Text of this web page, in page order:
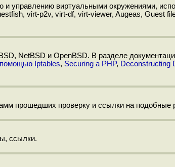
и управлению виртуальными окружениями,
virt-p2v, virt-df, virt-viewer, Augeas, Guest
NetBSD и OpenBSD. В разделе
Iptables, Securing a PHP, Deconstructing
прошедших проверку и ссылки на подобные
ссылки.